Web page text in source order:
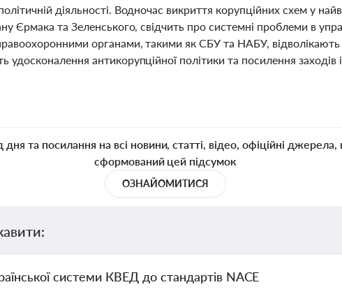
діяльності. Водночас викриття корупційних схем у
Єрмака та Зеленського, свідчить про системні проблеми в
органами, такими як СБУ та НАБУ, відволікають
удосконалення антикорупційної політики та посилення заходів
та посилання на всі новини, статті, відео, офіційні джерела,
сформований цей підсумок
ОЗНАЙОМИТИСЯ
системи КВЕД до стандартів NACE